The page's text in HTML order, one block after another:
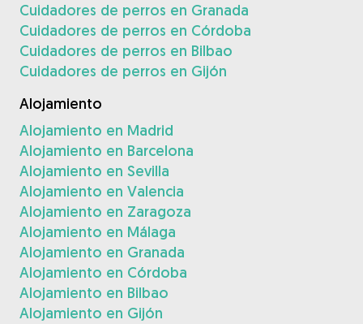
Cuidadores de perros en Granada
Cuidadores de perros en Córdoba
Cuidadores de perros en Bilbao
Cuidadores de perros en Gijón
Alojamiento
Alojamiento en Madrid
Alojamiento en Barcelona
Alojamiento en Sevilla
Alojamiento en Valencia
Alojamiento en Zaragoza
Alojamiento en Málaga
Alojamiento en Granada
Alojamiento en Córdoba
Alojamiento en Bilbao
Alojamiento en Gijón